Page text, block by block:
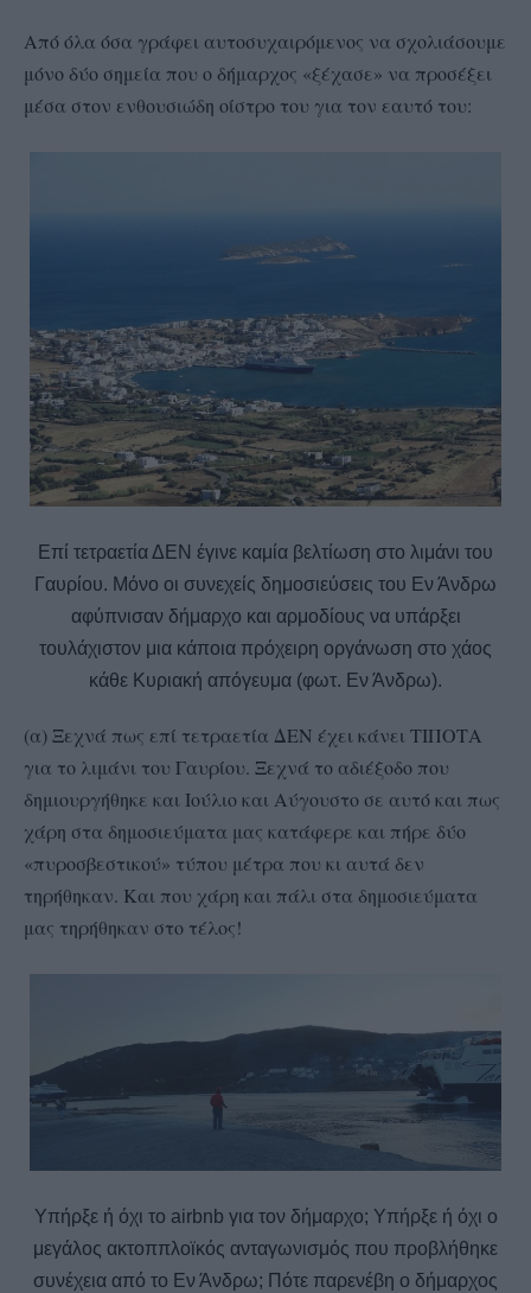
Από όλα όσα γράφει αυτοσυχαιρόμενος να σχολιάσουμε
μόνο δύο σημεία που ο δήμαρχος «ξέχασε» να προσέξει
μέσα στον ενθουσιώδη οίστρο του για τον εαυτό του:
Επί τετραετία ΔΕΝ έγινε καμία βελτίωση στο λιμάνι του
Γαυρίου. Μόνο οι συνεχείς δημοσιεύσεις του Εν Άνδρω
αφύπνισαν δήμαρχο και αρμοδίους να υπάρξει
τουλάχιστον μια κάποια πρόχειρη οργάνωση στο χάος
κάθε Κυριακή απόγευμα (φωτ. Εν Άνδρω).
(α) Ξεχνά πως επί τετραετία ΔΕΝ έχει κάνει ΤΙΠΟΤΑ
για το λιμάνι του Γαυρίου. Ξεχνά το αδιέξοδο που
δημιουργήθηκε και Ιούλιο και Αύγουστο σε αυτό και πως
χάρη στα δημοσιεύματα μας κατάφερε και πήρε δύο
«πυροσβεστικού» τύπου μέτρα που κι αυτά δεν
τηρήθηκαν. Και που χάρη και πάλι στα δημοσιεύματα
μας τηρήθηκαν στο τέλος!
Υπήρξε ή όχι το airbnb για τον δήμαρχο; Υπήρξε ή όχι ο
μεγάλος ακτοππλοϊκός ανταγωνισμός που προβλήθηκε
συνέχεια από το Εν Άνδρω; Πότε παρενέβη ο δήμαρχος